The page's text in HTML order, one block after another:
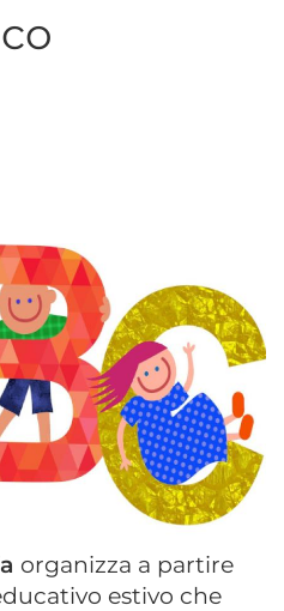
organizza a partire
estivo che